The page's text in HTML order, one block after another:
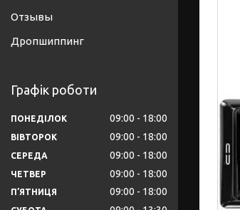
Отзывы
Дропшиппинг
Графік роботи
ПОНЕДІЛОК 09:00 18:00
ВІВТОРОК 09:00 18:00
СЕРЕДА 09:00 18:00
ЧЕТВЕР 09:00 18:00
ПʼЯТНИЦЯ 09:00 18:00